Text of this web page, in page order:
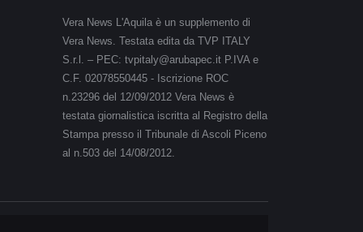
Vera News L'Aquila è un supplemento di
Vera News. Testata edita da TVP ITALY
S.r.l. – PEC: tvpitaly@arubapec.it P.IVA e
C.F. 02078550445 - Iscrizione ROC
n.23296 del 12/09/2012 Vera News è
testata giornalistica iscritta al Registro della
Stampa presso il Tribunale di Ascoli Piceno
al n.503 del 14/08/2012.